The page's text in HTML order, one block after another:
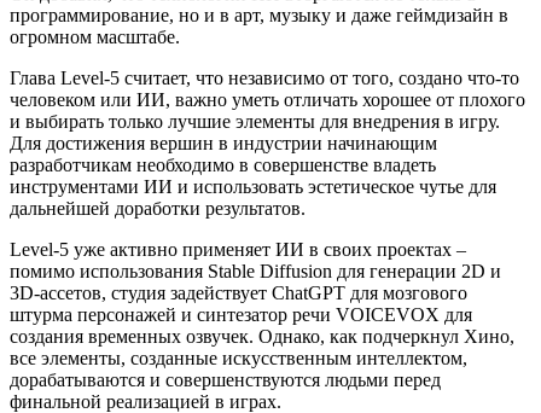
программирование, но и в арт, музыку и даже геймдизайн в
огромном масштабе.
Глава Level-5 считает, что независимо от того, создано что-то
человеком или ИИ, важно уметь отличать хорошее от плохого
и выбирать только лучшие элементы для внедрения в игру.
Для достижения вершин в индустрии начинающим
разработчикам необходимо в совершенстве владеть
инструментами ИИ и использовать эстетическое чутье для
дальнейшей доработки результатов.
Level-5 уже активно применяет ИИ в своих проектах –
помимо использования Stable Diffusion для генерации 2D и
3D-ассетов, студия задействует ChatGPT для мозгового
штурма персонажей и синтезатор речи VOICEVOX для
создания временных озвучек. Однако, как подчеркнул Хино,
все элементы, созданные искусственным интеллектом,
дорабатываются и совершенствуются людьми перед
финальной реализацией в играх.